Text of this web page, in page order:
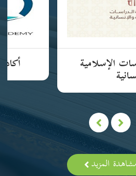
الإسلامية
المزيد